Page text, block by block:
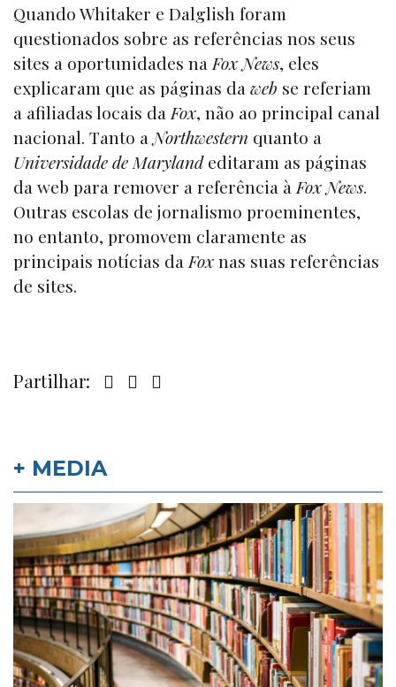
Quando Whitaker e Dalglish foram
questionados sobre as referências nos seus
sites a oportunidades na Fox News, eles
explicaram que as páginas da web se referiam
a afiliadas locais da Fox, não ao principal canal
nacional. Tanto a Northwestern quanto a
Universidade de Marylandeditaram as páginas
da web para remover a referência à Fox News.
Outras escolas de jornalismo proeminentes,
no entanto, promovem claramente as
principais notícias da Foxnas suas referências
de sites.
Partilhar:
+ MEDIA